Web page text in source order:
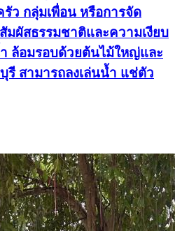
ว กลุ่มเพื่อน หรือการจัด
มผัสธรรมชาติและความเงียบ
ล้อมรอบด้วยต้นไม้ใหญ่และ
รี สามารถลงเล่นน้ำ แช่ตัว